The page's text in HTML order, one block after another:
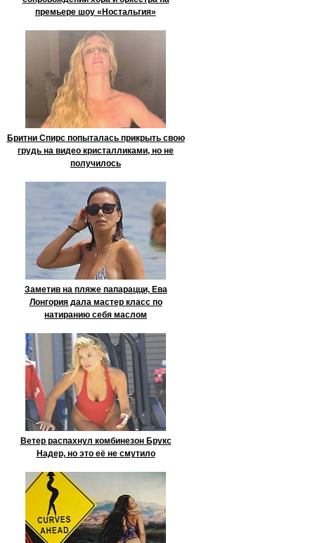
премьере шоу «Ностальгия»
Бритни Спирс попыталась прикрыть свою
грудь на видео кристалликами, но не
получилось
Заметив на пляже папарацци, Ева
Лонгория дала мастер класс по
натиранию себя маслом
Ветер распахнул комбинезон Брукс
Надер, но это её не смутило